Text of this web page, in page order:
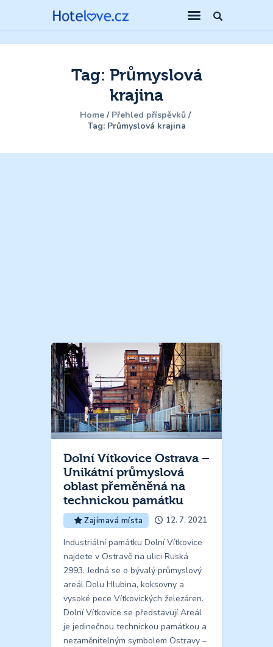
Tag: Průmyslová
krajina
Home
Přehled příspěvků
Tag: Průmyslová krajina
Dolní Vítkovice Ostrava –
Unikátní průmyslová
oblast přeměněná na
technickou památku
Zajímavá místa 12. 7. 2021
Industriální památku Dolní Vítkovice
najdete v Ostravě na ulici Ruská
2993. Jedná se o bývalý průmyslový
areál Dolu Hlubina, koksovny a
vysoké pece Vítkovických železáren.
Dolní Vítkovice se představují Areál
je jedinečnou technickou památkou a
nezaměnitelným symbolem Ostravy –